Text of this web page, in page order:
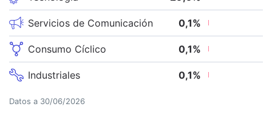
Servicios de Comunicación 0,1%
Consumo Cíclico 0,1%
Industriales 0,1%
Datos a 30/06/2026